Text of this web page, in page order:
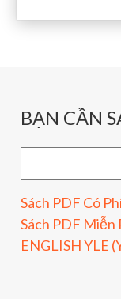
BẠN CẦN
Sách PDF Có
Sách PDF Miễn
ENGLISH YLE